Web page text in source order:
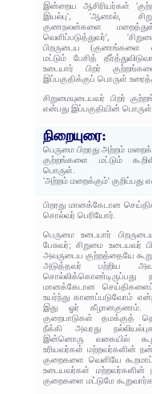
இன்றைய ஆசிரியர்கள்
இயல்பு', 'ஆனால்,
குணநலன்களை
வெளிப்படுத்துவர்',
பிறருடைய (குணங்களை
மட்டும் பேசித்
உடையார் பிறர்
இப்பகுதிக்குப் பொருள்
சிறுமையுடையவர் பிறர்
என்பது இப்பகுதியின்
நிறையுரை:
பெருமை பிறரது அற்றம்
குற்றங்களை மட்டும்
பொருள்.
'அற்றம் மறைக்கும்' குறிப்பது
பிறரது மானக்கேடான
சொல்வர் பெரியோர்.
பெருமை உடையார்
பேசுவர்; சிறுமை உடையவர்
அவருடைய குற்றத்தையே
அடுத்தவர் பற்றிய
சொல்லிக்கொண்டிருப்பது
மானக்கேடான
உயர்ந்து காணப்படுவோம்
இது ஓர் கீழானகுணம்.
குறைபாடுகள் தமக்குத்
நீக்கி அவரது
இன்னொரு வகையில்
உரியவர்கள் மற்றவர்களின்
குறைகளை வெளியே
உடையவர்கள் மற்றவர்களின்
குறைகளை மட்டுமே